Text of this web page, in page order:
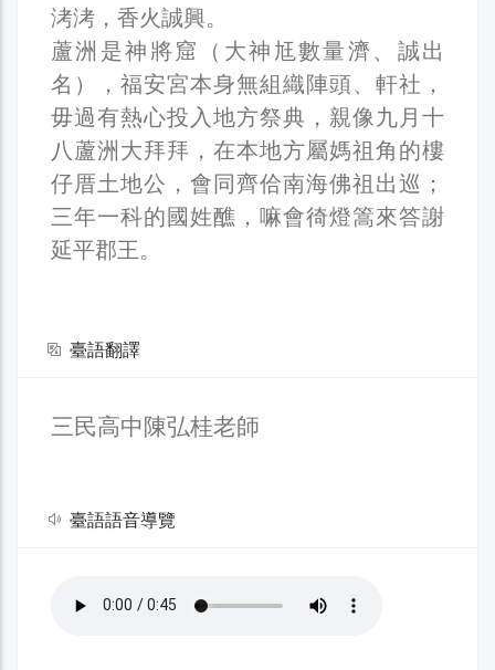
洘洘，香火誠興。
蘆洲是神將窟（大神尪數量濟、誠出
名），福安宮本身無組織陣頭、軒社，
毋過有熱心投入地方祭典，親像九月十
八蘆洲大拜拜，在本地方屬媽祖角的樓
仔厝土地公，會同齊佮南海佛祖出巡；
三年一科的國姓醮，嘛會徛燈篙來答謝
延平郡王。
臺語翻譯
三民高中陳弘桂老師
臺語語音導覽